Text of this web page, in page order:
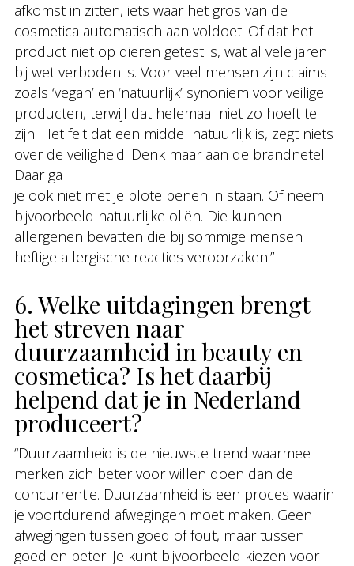
afkomst in zitten, iets waar het gros van de
cosmetica automatisch aan voldoet. Of dat het
product niet op dieren getest is, wat al vele jaren
bij wet verboden is. Voor veel mensen zijn claims
zoals ‘vegan’ en ‘natuurlijk’ synoniem voor veilige
producten, terwijl dat helemaal niet zo hoeft te
zijn. Het feit dat een middel natuurlijk is, zegt niets
over de veiligheid. Denk maar aan de brandnetel.
Daar ga
je ook niet met je blote benen in staan. Of neem
bijvoorbeeld natuurlijke oliën. Die kunnen
allergenen bevatten die bij sommige mensen
heftige allergische reacties veroorzaken.”
6. Welke uitdagingen brengt
het streven naar
duurzaamheid in beauty en
cosmetica? Is het daarbij
helpend dat je in Nederland
produceert?
“Duurzaamheid is de nieuwste trend waarmee
merken zich beter voor willen doen dan de
concurrentie. Duurzaamheid is een proces waarin
je voortdurend afwegingen moet maken. Geen
afwegingen tussen goed of fout, maar tussen
goed en beter. Je kunt bijvoorbeeld kiezen voor